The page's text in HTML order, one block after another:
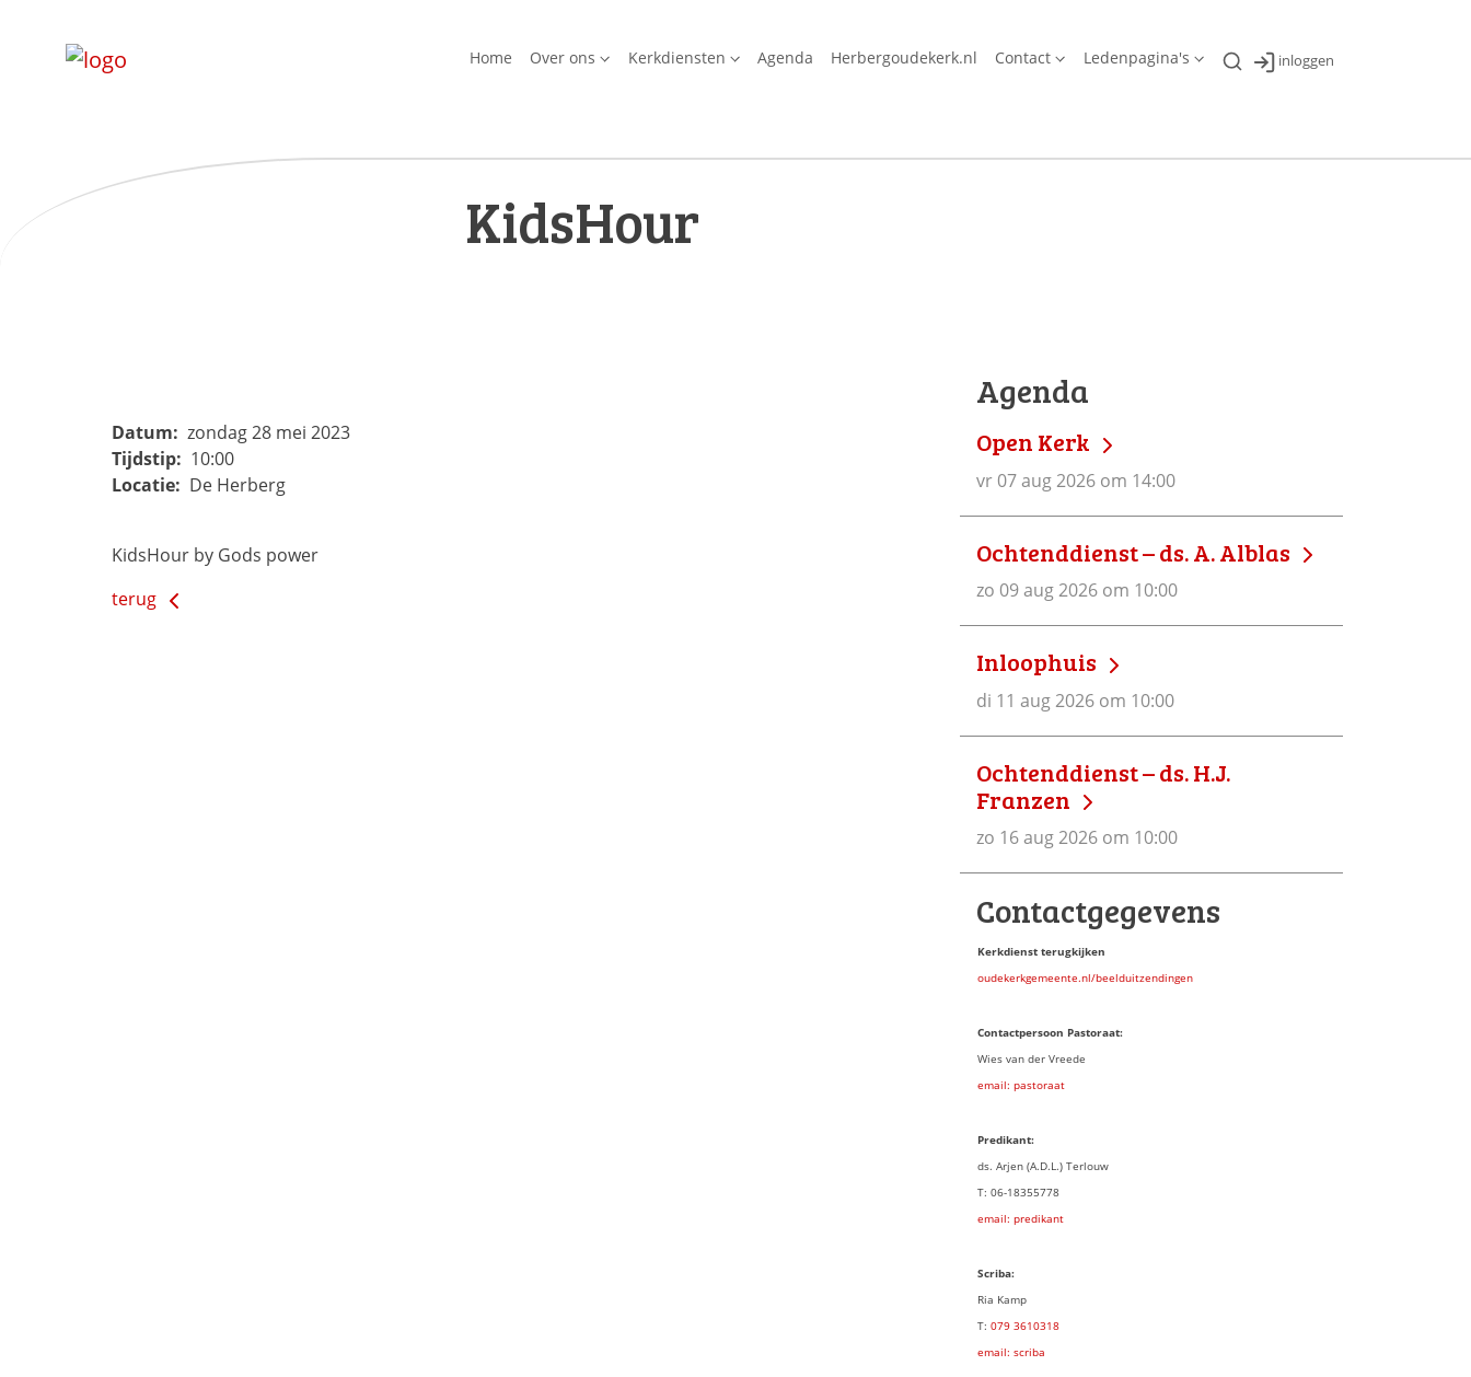
Home Over ons Kerkdiensten Agenda Herbergoudekerk.nl Contact Ledenpagina's inloggen
KidsHour
Datum: zondag 28 mei 2023
Tijdstip: 10:00
Locatie: De Herberg
KidsHour by Gods power
terug
Agenda
Open Kerk
vr 07 aug 2026 om 14:00
Ochtenddienst – ds. A. Alblas
zo 09 aug 2026 om 10:00
Inloophuis
di 11 aug 2026 om 10:00
Ochtenddienst – ds. H.J.
Franzen
zo 16 aug 2026 om 10:00
Contactgegevens
Kerkdienst terugkijken
oudekerkgemeente.nl/beelduitzendingen
Contactpersoon Pastoraat:
Wies van der Vreede
email: pastoraat
Predikant:
ds. Arjen (A.D.L.) Terlouw
T: 06-18355778
email: predikant
Scriba:
Ria Kamp
T: 079 3610318
email: scriba